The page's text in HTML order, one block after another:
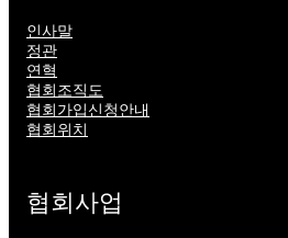
인사말
정관
연혁
협회조직도
협회가입신청안내
협회위치
협회사업